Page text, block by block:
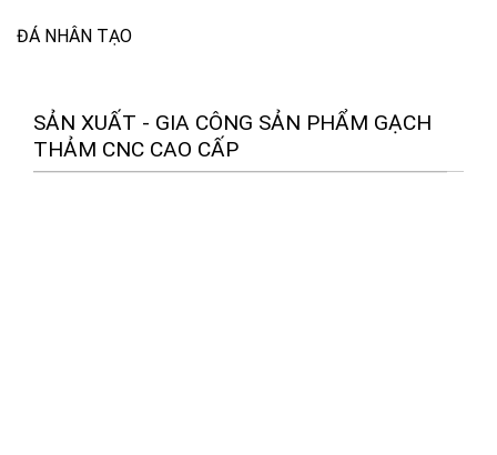
ĐÁ NHÂN TẠO
SẢN XUẤT - GIA CÔNG SẢN PHẨM GẠCH
THẢM CNC CAO CẤP